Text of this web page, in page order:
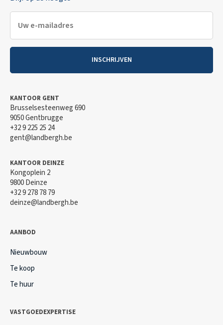
INSCHRIJVEN
KANTOOR GENT
Brusselsesteenweg 690
9050 Gentbrugge
+32 9 225 25 24
gent@landbergh.be
KANTOOR DEINZE
Kongoplein 2
9800 Deinze
+32 9 278 78 79
deinze@landbergh.be
AANBOD
Nieuwbouw
Te koop
Te huur
VASTGOEDEXPERTISE